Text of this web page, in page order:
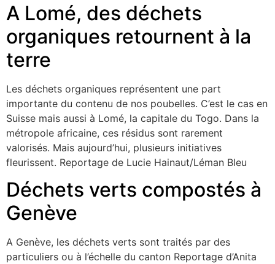
A Lomé, des déchets
organiques retournent à la
terre
Les déchets organiques représentent une part
importante du contenu de nos poubelles. C’est le cas en
Suisse mais aussi à Lomé, la capitale du Togo. Dans la
métropole africaine, ces résidus sont rarement
valorisés. Mais aujourd’hui, plusieurs initiatives
fleurissent. Reportage de Lucie Hainaut/Léman Bleu
Déchets verts compostés à
Genève
A Genève, les déchets verts sont traités par des
particuliers ou à l’échelle du canton Reportage d’Anita